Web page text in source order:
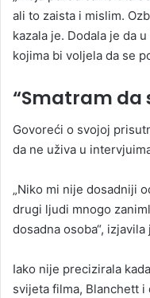
ali to zaista i mislim.
kazala je. Dodala je da
kojima bi voljela da se
“Smatram da
Govoreći o svojoj
da ne uživa u
„Niko mi nije dosadniji
drugi ljudi mnogo
dosadna osoba“,
Iako nije precizirala
svijeta filma, Blanchett